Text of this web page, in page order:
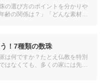
の選び方のポイントを分かりや
齢の関係は？」「どんな素材を
！7種類の数珠
は何ですか？たとえ仏教を特別
はなくても、多くの家には先祖